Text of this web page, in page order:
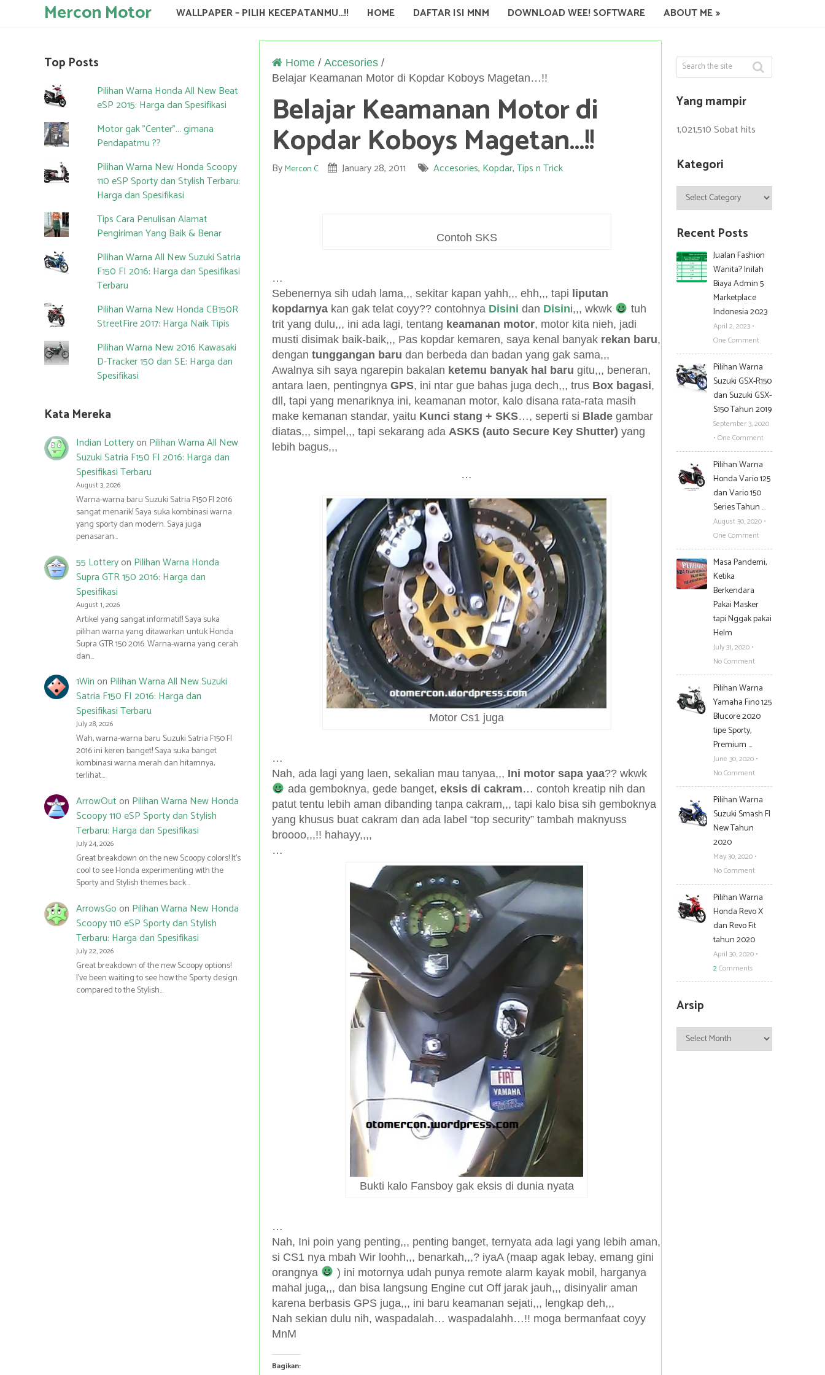
Mercon Motor WALLPAPER – PILIH KECEPATANMU…!! HOME DAFTAR ISI MNM DOWNLOAD WEE! SOFTWARE ABOUT ME
Yang mampir
1,021,510 Sobat hits
Kategori
Kategori
Recent Posts
Jualan Fashion
Wanita? Inilah
Biaya Admin 5
Marketplace
Indonesia 2023
April 2, 2023 •
One Comment
Pilihan Warna
Suzuki GSX-R150
dan Suzuki GSX-
S150 Tahun 2019
September 3, 2020
• One Comment
Pilihan Warna
Honda Vario 125
dan Vario 150
Series Tahun …
August 30, 2020 •
One Comment
Masa Pandemi,
Ketika
Berkendara
Pakai Masker
tapi Nggak pakai
Helm
July 31, 2020 •
No Comment
Pilihan Warna
Yamaha Fino 125
Blucore 2020
tipe Sporty,
Premium …
June 30, 2020 •
No Comment
Pilihan Warna
Suzuki Smash FI
New Tahun
2020
May 30, 2020 •
No Comment
Pilihan Warna
Honda Revo X
dan Revo Fit
tahun 2020
April 30, 2020 •
2Comments
Arsip
Arsip
Home / Accesories /
Belajar Keamanan Motor di Kopdar Koboys Magetan…!!
Belajar Keamanan Motor di
Kopdar Koboys Magetan…!!
ByMercon C January 28, 2011 Accesories, Kopdar,Tips n Trick
Contoh SKS
…
Sebenernya sih udah lama,,, sekitar kapan yahh,,, ehh,,, tapi liputan
kopdarnya kan gak telat coyy?? contohnya Disini dan Disini,,, wkwk
tuh
trit yang dulu,,, ini ada lagi, tentang keamanan motor, motor kita nieh, jadi
musti disimak baik-baik,,, Pas kopdar kemaren, saya kenal banyak rekan baru,
dengan tunggangan baru dan berbeda dan badan yang gak sama,,,
Awalnya sih saya ngarepin bakalan ketemu banyak hal baru gitu,,, beneran,
antara laen, pentingnya GPS, ini ntar gue bahas juga dech,,, trus Box bagasi,
dll, tapi yang menariknya ini, keamanan motor, kalo disana rata-rata masih
make kemanan standar, yaitu Kunci stang + SKS…, seperti si Blade gambar
diatas,,, simpel,,, tapi sekarang ada ASKS (auto Secure Key Shutter) yang
lebih bagus,,,
…
Motor Cs1 juga
…
Nah, ada lagi yang laen, sekalian mau tanyaa,,, Ini motor sapa yaa?? wkwk
ada gemboknya, gede banget, eksis di cakram… contoh kreatip nih dan
patut tentu lebih aman dibanding tanpa cakram,,, tapi kalo bisa sih gemboknya
yang khusus buat cakram dan ada label “top security” tambah maknyuss
broooo,,,!! hahayy,,,,
…
Bukti kalo Fansboy gak eksis di dunia nyata
…
Nah, Ini poin yang penting,,, penting banget, ternyata ada lagi yang lebih aman,
si CS1 nya mbah Wir loohh,,, benarkah,,,? iyaA (maap agak lebay, emang gini
orangnya
) ini motornya udah punya remote alarm kayak mobil, harganya
mahal juga,,, dan bisa langsung Engine cut Off jarak jauh,,, disinyalir aman
karena berbasis GPS juga,,, ini baru keamanan sejati,,, lengkap deh,,,
Nah sekian dulu nih, waspadalah… waspadalahh…!! moga bermanfaat coyy
MnM
Bagikan:
Top Posts
Pilihan Warna Honda All New Beat
eSP 2015: Harga dan Spesifikasi
Motor gak "Center"... gimana
Pendapatmu ??
Pilihan Warna New Honda Scoopy
110 eSP Sporty dan Stylish Terbaru:
Harga dan Spesifikasi
Tips Cara Penulisan Alamat
Pengiriman Yang Baik & Benar
Pilihan Warna All New Suzuki Satria
F150 FI 2016: Harga dan Spesifikasi
Terbaru
Pilihan Warna New Honda CB150R
StreetFire 2017: Harga Naik Tipis
Pilihan Warna New 2016 Kawasaki
D-Tracker 150 dan SE: Harga dan
Spesifikasi
Kata Mereka
Indian Lotteryon Pilihan Warna All New
Suzuki Satria F150 FI 2016: Harga dan
Spesifikasi Terbaru
August 3, 2026
Warna-warna baru Suzuki Satria F150 FI 2016
sangat menarik! Saya suka kombinasi warna
yang sporty dan modern. Saya juga
penasaran…
55 Lotteryon Pilihan Warna Honda
Supra GTR 150 2016: Harga dan
Spesifikasi
August 1, 2026
Artikel yang sangat informatif! Saya suka
pilihan warna yang ditawarkan untuk Honda
Supra GTR 150 2016. Warna-warna yang cerah
dan…
1Winon Pilihan Warna All New Suzuki
Satria F150 FI 2016: Harga dan
Spesifikasi Terbaru
July 28, 2026
Wah, warna-warna baru Suzuki Satria F150 FI
2016 ini keren banget! Saya suka banget
kombinasi warna merah dan hitamnya,
terlihat…
ArrowOuton Pilihan Warna New Honda
Scoopy 110 eSP Sporty dan Stylish
Terbaru: Harga dan Spesifikasi
July 24, 2026
Great breakdown on the new Scoopy colors! It’s
cool to see Honda experimenting with the
Sporty and Stylish themes back…
ArrowsGoon Pilihan Warna New Honda
Scoopy 110 eSP Sporty dan Stylish
Terbaru: Harga dan Spesifikasi
July 22, 2026
Great breakdown of the new Scoopy options!
I’ve been waiting to see how the Sporty design
compared to the Stylish…